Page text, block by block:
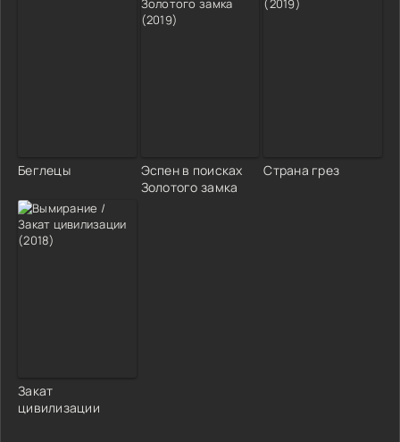
Беглецы
Эспен в поисках
Золотого замка
Страна грез
Закат
цивилизации